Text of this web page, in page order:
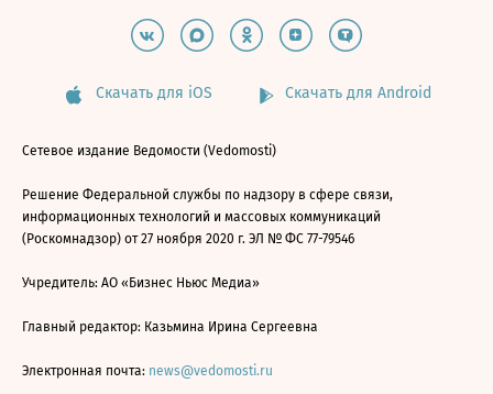
Скачать для iOS Скачать для Android
Сетевое издание Ведомости (Vedomosti)
Решение Федеральной службы по надзору в сфере связи,
информационных технологий и массовых коммуникаций
(Роскомнадзор) от 27 ноября 2020 г. ЭЛ № ФС 77-79546
Учредитель: АО «Бизнес Ньюс Медиа»
Главный редактор: Казьмина Ирина Сергеевна
Электронная почта: news@vedomosti.ru